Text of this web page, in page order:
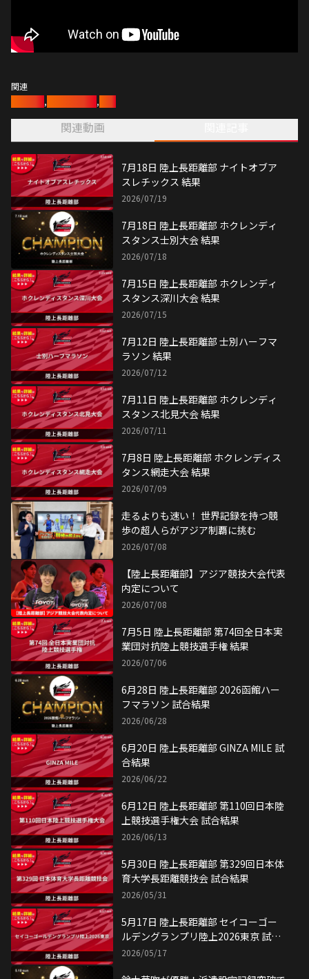
関連
, ,
関連動画
7月18日 陸上長距離部 ナイトオブア
スレチックス 結果
2026/07/19
7月18日 陸上長距離部 ホクレンディ
スタンス士別大会 結果
2026/07/18
7月15日 陸上長距離部 ホクレンディ
スタンス深川大会 結果
2026/07/15
7月12日 陸上長距離部 士別ハーフマ
ラソン 結果
2026/07/12
7月11日 陸上長距離部 ホクレンディ
スタンス北見大会 結果
2026/07/11
7月8日 陸上長距離部 ホクレンディス
タンス網走大会 結果
2026/07/09
走るよりも速い！ 世界記録を持つ競
歩の超人らがアジア制覇に挑む
2026/07/08
【陸上長距離部】アジア競技大会代表
内定について
2026/07/08
7月5日 陸上長距離部 第74回全日本実
業団対抗陸上競技選手権 結果
2026/07/06
6月28日 陸上長距離部 2026函館ハー
フマラソン 試合結果
2026/06/28
6月20日 陸上長距離部 GINZA MILE 試
合結果
2026/06/22
6月12日 陸上長距離部 第110回日本陸
上競技選手権大会 試合結果
2026/06/13
5月30日 陸上長距離部 第329回日本体
育大学長距離競技会 試合結果
2026/05/31
5月17日 陸上長距離部 セイコーゴー
ルデングランプリ陸上2026東京 試合
結果
2026/05/17